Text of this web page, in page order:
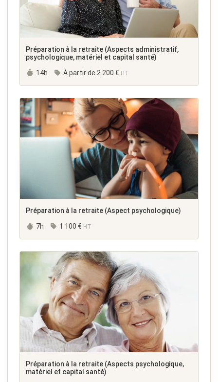
Préparation à la retraite (Aspects administratif,
psychologique, matériel et capital santé)
Durée :
14h À partir de 2 200 € HT
Préparation à la retraite (Aspect psychologique)
Durée :
7h 1 100 € HT
Préparation à la retraite (Aspects psychologique,
matériel et capital santé)